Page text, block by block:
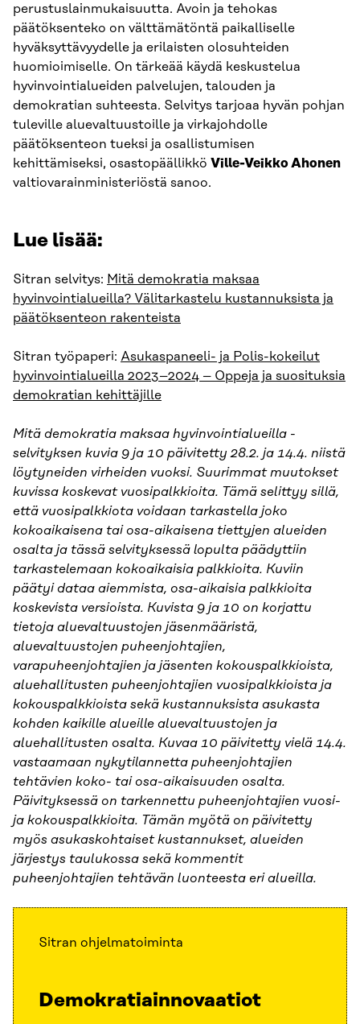
perustuslainmukaisuutta. Avoin ja tehokas
päätöksenteko on välttämätöntä paikalliselle
hyväksyttävyydelle ja erilaisten olosuhteiden
huomioimiselle. On tärkeää käydä keskustelua
hyvinvointialueiden palvelujen, talouden ja
demokratian suhteesta. Selvitys tarjoaa hyvän pohjan
tuleville aluevaltuustoille ja virkajohdolle
päätöksenteon tueksi ja osallistumisen
kehittämiseksi, osastopäällikkö Ville-Veikko Ahonen
valtiovarainministeriöstä sanoo.
Lue lisää:
Sitran selvitys: Mitä demokratia maksaa
hyvinvointialueilla? Välitarkastelu kustannuksista ja
päätöksenteon rakenteista
Sitran työpaperi: Asukaspaneeli- ja Polis-kokeilut
hyvinvointialueilla 2023–2024 – Oppeja ja suosituksia
demokratian kehittäjille
Mitä demokratia maksaa hyvinvointialueilla -
selvityksen kuvia 9 ja 10 päivitetty 28.2. ja 14.4. niistä
löytyneiden virheiden vuoksi. Suurimmat muutokset
kuvissa koskevat vuosipalkkioita. Tämä selittyy sillä,
että vuosipalkkiota voidaan tarkastella joko
kokoaikaisena tai osa-aikaisena tiettyjen alueiden
osalta ja tässä selvityksessä lopulta päädyttiin
tarkastelemaan kokoaikaisia palkkioita. Kuviin
päätyi dataa aiemmista, osa-aikaisia palkkioita
koskevista versioista. Kuvista 9 ja 10 on korjattu
tietoja aluevaltuustojen jäsenmääristä,
aluevaltuustojen puheenjohtajien,
varapuheenjohtajien ja jäsenten kokouspalkkioista,
aluehallitusten puheenjohtajien vuosipalkkioista ja
kokouspalkkioista sekä kustannuksista asukasta
kohden kaikille alueille aluevaltuustojen ja
aluehallitusten osalta. Kuvaa 10 päivitetty vielä 14.4.
vastaamaan nykytilannetta puheenjohtajien
tehtävien koko- tai osa-aikaisuuden osalta.
Päivityksessä on tarkennettu puheenjohtajien vuosi-
ja kokouspalkkioita. Tämän myötä on päivitetty
myös asukaskohtaiset kustannukset, alueiden
järjestys taulukossa sekä kommentit
puheenjohtajien tehtävän luonteesta eri alueilla.
Sitran ohjelmatoiminta
Demokratiainnovaatiot